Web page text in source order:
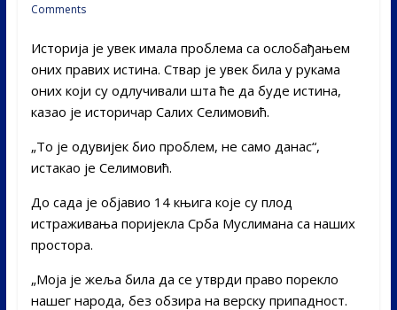
Comments
Историја је увек имала проблема са ослобађањем
оних правих истина. Ствар је увек била у рукама
оних који су одлучивали шта ће да буде истина,
казао је историчар Салих Селимовић.
„То је одувијек био проблем, не само данас“,
истакао је Селимовић.
До сада је објавио 14 књига које су плод
истраживања поријекла Срба Муслимана са наших
простора.
„Моја је жеља била да се утврди право порекло
нашег народа, без обзира на верску припадност.